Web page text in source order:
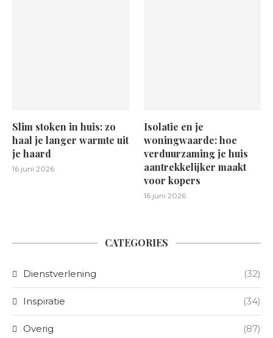
Slim stoken in huis: zo
haal je langer warmte uit
je haard
16 juni 2026
Isolatie en je
woningwaarde: hoe
verduurzaming je huis
aantrekkelijker maakt
voor kopers
16 juni 2026
CATEGORIES
Dienstverlening (32)
Inspiratie (34)
Overig (87)